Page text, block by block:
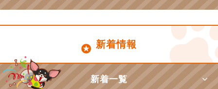
新着情報
新着一覧